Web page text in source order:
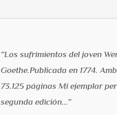
“Los sufrimientos del joven
Goethe.Publicada en 1774.
73.125 páginas Mi ejemplar
segunda edición...”